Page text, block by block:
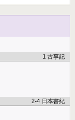
1 古事記
2-4 日本書紀